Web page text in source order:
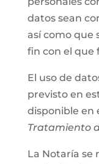
datos sean
así como que
fin con el que
El uso de
previsto en
disponible en
Tratamiento
La Notaría se